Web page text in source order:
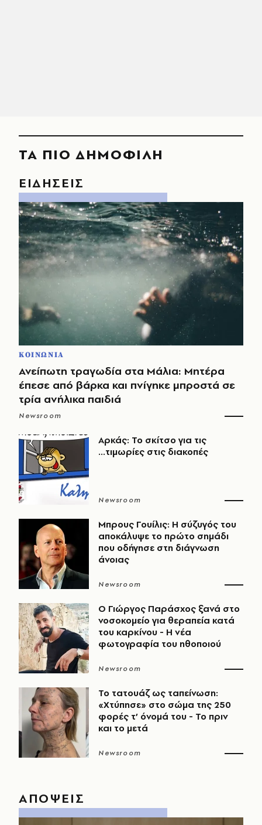
ΤΑ ΠΙΟ ΔΗΜΟΦΙΛΗ
ΕΙΔΗΣΕΙΣ
ΚΟΙΝΩΝΙΑ
Ανείπωτη τραγωδία στα Μάλια: Μητέρα
έπεσε από βάρκα και πνίγηκε μπροστά σε
τρία ανήλικα παιδιά
Newsroom
Αρκάς: Το σκίτσο για τις
...τιμωρίες στις διακοπές
Newsroom
Μπρους Γουίλις: Η σύζυγός του
αποκάλυψε το πρώτο σημάδι
που οδήγησε στη διάγνωση
άνοιας
Newsroom
O Γιώργος Παράσχος ξανά στο
νοσοκομείο για θεραπεία κατά
του καρκίνου - Η νέα
φωτογραφία του ηθοποιού
Newsroom
Το τατουάζ ως ταπείνωση:
«Χτύπησε» στο σώμα της 250
φορές τ’ όνομά του - Το πριν
και το μετά
Newsroom
ΑΠΟΨΕΙΣ